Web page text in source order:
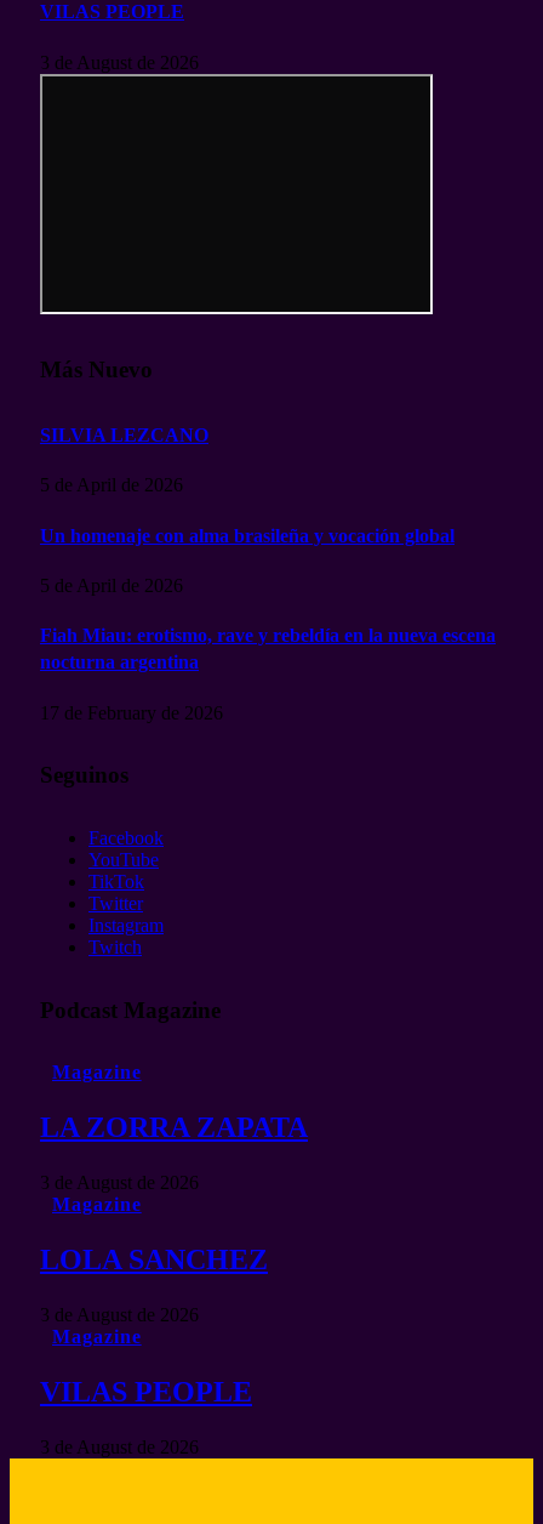
VILAS PEOPLE
3 de August de 2026
Más Nuevo
SILVIA LEZCANO
5 de April de 2026
Un homenaje con alma brasileña y vocación global
5 de April de 2026
Fiah Miau: erotismo, rave y rebeldía en la nueva escena
nocturna argentina
17 de February de 2026
Seguinos
Facebook
YouTube
TikTok
Twitter
Instagram
Twitch
Podcast Magazine
Magazine
LA ZORRA ZAPATA
3 de August de 2026
Magazine
LOLA SANCHEZ
3 de August de 2026
Magazine
VILAS PEOPLE
3 de August de 2026